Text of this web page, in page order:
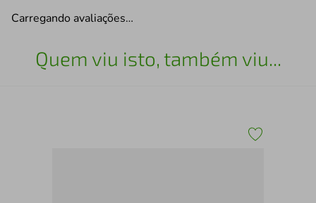
Carregando avaliações…
Quem viu isto, também viu...